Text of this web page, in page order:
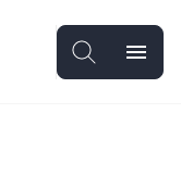
menu